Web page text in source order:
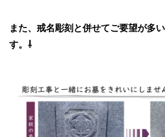
また、戒名彫刻と併せてご要望が多
す。⇩